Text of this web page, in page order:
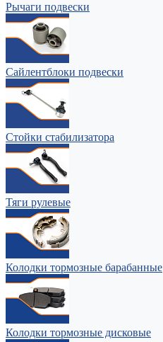
Рычаги подвески
Сайлентблоки подвески
Стойки стабилизатора
Тяги рулевые
Колодки тормозные барабанные
Колодки тормозные дисковые